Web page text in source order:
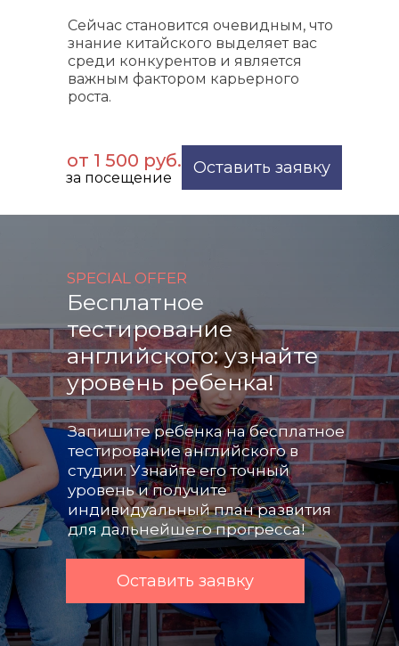
Сейчас становится очевидным, что
знание китайского выделяет вас
среди конкурентов и является
важным фактором карьерного
роста.
от 1 500 руб. Оставить заявку
за посещение
Запишите ребенка на бесплатное
тестирование английского в
студии. Узнайте его точный
уровень и получите
индивидуальный план развития
для дальнейшего прогресса!
Оставить заявку
Бесплатное
тестирование
английского: узнайте
уровень ребенка!
SPECIAL OFFER